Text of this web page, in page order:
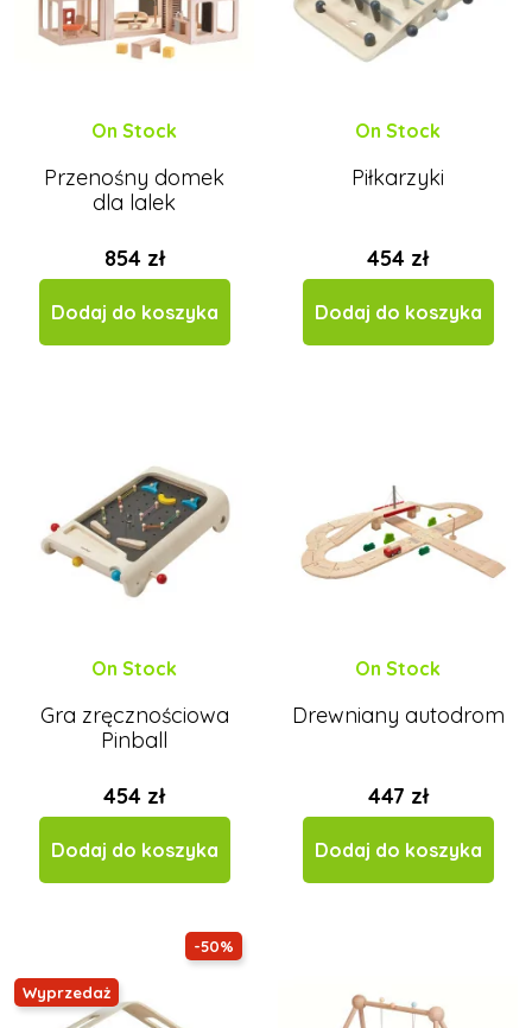
On Stock
Przenośny domek
dla lalek
854 zł
Dodaj do koszyka
On Stock
Piłkarzyki
454 zł
Dodaj do koszyka
On Stock
Gra zręcznościowa
Pinball
454 zł
Dodaj do koszyka
On Stock
Drewniany autodrom
447 zł
Dodaj do koszyka
-50%
Wyprzedaż